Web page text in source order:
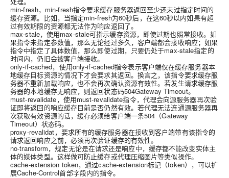
min-fresh，min-fresh指令要求缓存服务器返回至少还未过指定时间的
缓存资源。比如，当指定min-fresh为60秒后，在这60秒以内如果有超
过有效期限的资源都无法作为响应返回了。
max-stale，使用max-stale可指示缓存资源，即使过期也照常接收。如
果指令未指定参数值，那么无论经过多久，客户端都会接收响应；如果
指令中指定了具体数值，那么即使过期，只要仍处于max-stale指定的
时间内，仍旧会被客户端接收。
only-if-cached，使用only-if-cached指令表示客户端仅在缓存服务器本
地缓存目标资源的情况下才会要求其返回。换言之，该指令要求缓存服
务器不重新加载响应，也不会再次确认资源有效性。若发生请求缓存服
务器的本地缓存无响应，则返回状态码504Gateway Timeout。
must-revalidate，使用must-revalidate指令，代理会向源服务器再次验
证即将返回的响应缓存目前是否仍然有效。若代理无法连通源服务器再
次获取有效资源的话，缓存必须给客户端一条504（Gateway
Timeout）状态码。
proxy-revalidat，要求所有的缓存服务器在接收到客户端带有该指令的
请求返回响应之前，必须再次验证缓存的有效性。
no-transform，规定无论是在请求还是响应中，缓存都不能改变实体主
体的媒体类型。这样做可防止缓存或代理压缩图片等类似操作。
cache-extension token，通过cache-extension标记（token），可以扩
展Cache-Control首部字段内的指令。